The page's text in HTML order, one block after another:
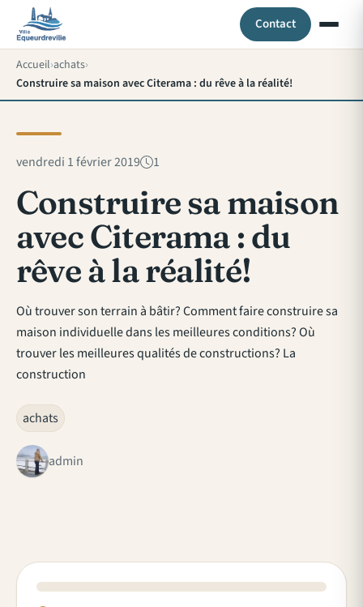
Contact
Accueil achats
Construire sa maison avec Citerama : du rêve à la réalité!
vendredi 1 février 2019 1
Construire sa maison
avec Citerama : du
rêve à la réalité!
Où trouver son terrain à bâtir? Comment faire construire sa
maison individuelle dans les meilleures conditions? Où
trouver les meilleures qualités de constructions? La
construction
achats
admin